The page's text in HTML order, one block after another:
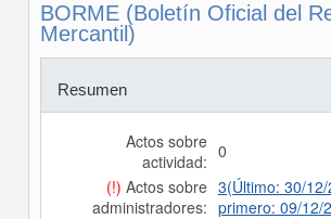
BORME (Boletín Oficial del
Mercantil)
Resumen
Actos sobre
actividad: 0
(!) Actos sobre
administradores:
3(Último: 30/
primero: 09/12/